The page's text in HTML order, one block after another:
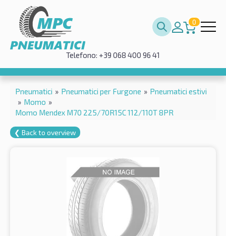
0
Telefono: +39 068 400 96 41
Pneumatici » Pneumatici per Furgone » Pneumatici estivi
» Momo »
Momo Mendex M70 225/70R15C 112/110T 8PR
❮ Back to overview